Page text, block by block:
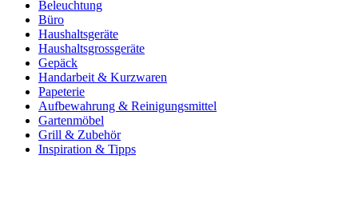
Beleuchtung
Büro
Haushaltsgeräte
Haushaltsgrossgeräte
Gepäck
Handarbeit & Kurzwaren
Papeterie
Aufbewahrung & Reinigungsmittel
Gartenmöbel
Grill & Zubehör
Inspiration & Tipps